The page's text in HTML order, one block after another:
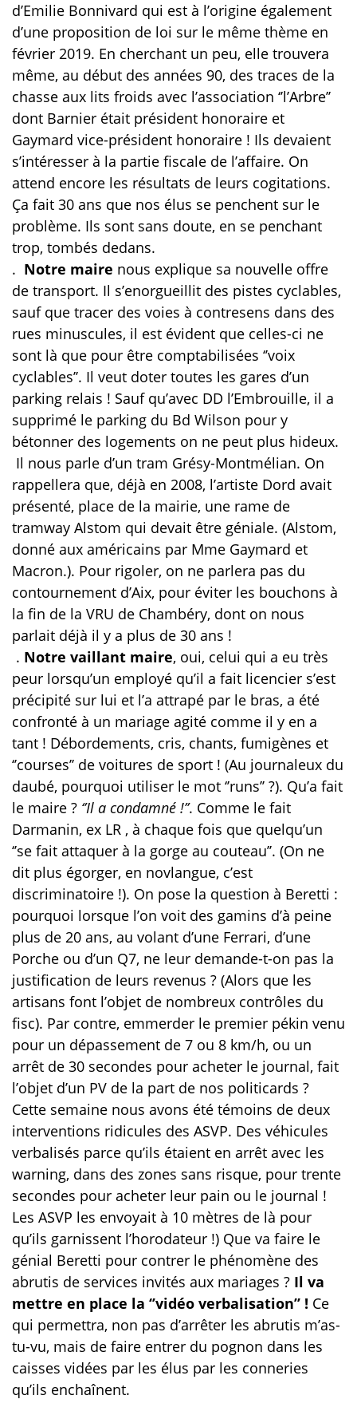
d’Emilie Bonnivard qui est à l’origine également
d’une proposition de loi sur le même thème en
février 2019. En cherchant un peu, elle trouvera
même, au début des années 90, des traces de la
chasse aux lits froids avec l’association ‘’l’Arbre’’
dont Barnier était président honoraire et
Gaymard vice-président honoraire ! Ils devaient
s’intéresser à la partie fiscale de l’affaire. On
attend encore les résultats de leurs cogitations.
Ça fait 30 ans que nos élus se penchent sur le
problème. Ils sont sans doute, en se penchant
trop, tombés dedans.
. Notre maire nous explique sa nouvelle offre
de transport. Il s’enorgueillit des pistes cyclables,
sauf que tracer des voies à contresens dans des
rues minuscules, il est évident que celles-ci ne
sont là que pour être comptabilisées ‘’voix
cyclables’’. Il veut doter toutes les gares d’un
parking relais ! Sauf qu’avec DD l’Embrouille, il a
supprimé le parking du Bd Wilson pour y
bétonner des logements on ne peut plus hideux.
Il nous parle d’un tram Grésy-Montmélian. On
rappellera que, déjà en 2008, l’artiste Dord avait
présenté, place de la mairie, une rame de
tramway Alstom qui devait être géniale. (Alstom,
donné aux américains par Mme Gaymard et
Macron.). Pour rigoler, on ne parlera pas du
contournement d’Aix, pour éviter les bouchons à
la fin de la VRU de Chambéry, dont on nous
parlait déjà il y a plus de 30 ans !
. Notre vaillant maire, oui, celui qui a eu très
peur lorsqu’un employé qu’il a fait licencier s’est
précipité sur lui et l’a attrapé par le bras, a été
confronté à un mariage agité comme il y en a
tant ! Débordements, cris, chants, fumigènes et
‘’courses’’ de voitures de sport ! (Au journaleux du
daubé, pourquoi utiliser le mot ‘’runs’’ ?). Qu’a fait
le maire ? ‘’Il a condamné !’’. Comme le fait
Darmanin, ex LR , à chaque fois que quelqu’un
‘’se fait attaquer à la gorge au couteau’’. (On ne
dit plus égorger, en novlangue, c’est
discriminatoire !). On pose la question à Beretti :
pourquoi lorsque l’on voit des gamins d’à peine
plus de 20 ans, au volant d’une Ferrari, d’une
Porche ou d’un Q7, ne leur demande-t-on pas la
justification de leurs revenus ? (Alors que les
artisans font l’objet de nombreux contrôles du
fisc). Par contre, emmerder le premier pékin venu
pour un dépassement de 7 ou 8 km/h, ou un
arrêt de 30 secondes pour acheter le journal, fait
l’objet d’un PV de la part de nos politicards ?
Cette semaine nous avons été témoins de deux
interventions ridicules des ASVP. Des véhicules
verbalisés parce qu’ils étaient en arrêt avec les
warning, dans des zones sans risque, pour trente
secondes pour acheter leur pain ou le journal !
Les ASVP les envoyait à 10 mètres de là pour
qu’ils garnissent l’horodateur !) Que va faire le
génial Beretti pour contrer le phénomène des
abrutis de services invités aux mariages ? Il va
mettre en place la ‘’vidéo verbalisation’’ ! Ce
qui permettra, non pas d’arrêter les abrutis m’as-
tu-vu, mais de faire entrer du pognon dans les
caisses vidées par les élus par les conneries
qu’ils enchaînent.